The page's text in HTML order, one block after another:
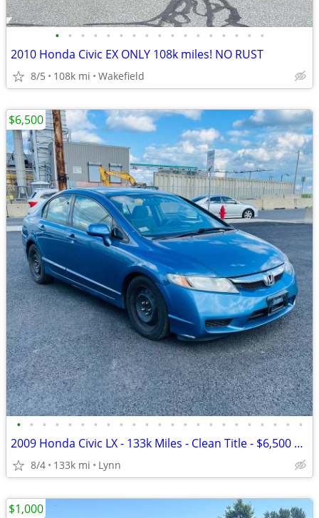
• • • • • • • • • • • • • • • • •
2010 Honda Civic EX ONLY 108k miles! NO RUST
8/5 108k mi Wakefield
• • • • • • • • • • • • • • • • • • • • • • •
2009 Honda Civic LX - 133k Miles - Clean Title - $6,500 OBO
8/4 133k mi Lynn
$6,500
$1,000